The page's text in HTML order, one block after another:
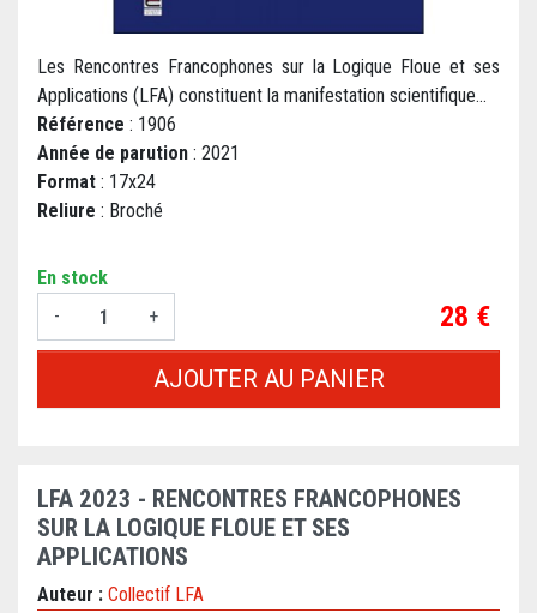
Les Rencontres Francophones sur la Logique Floue et ses
Applications (LFA) constituent la manifestation scientifique...
Référence : 1906
Année de parution : 2021
Format : 17x24
Reliure : Broché
En stock
-
+ Prix
28 €
AJOUTER AU PANIER
LFA 2023 - RENCONTRES FRANCOPHONES
SUR LA LOGIQUE FLOUE ET SES
APPLICATIONS
Auteur : Collectif LFA